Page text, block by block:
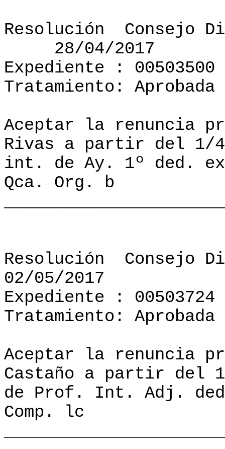
Resolución
Consejo
28/04/2017
Expediente : 00503500
Tratamiento: Aprobada
Aceptar la renuncia
Rivas a partir del 1/
int. de Ay. 1º ded.
Qca. Org. b
Resolución
Consejo
02/05/2017
Expediente : 00503724
Tratamiento: Aprobada
Aceptar la renuncia
Castaño a partir del
de Prof. Int. Adj.
Comp. lc